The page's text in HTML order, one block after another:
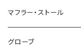
50/XL～
48/L
50/XL～
46/M
48/L
～44/S
46/M
マフラー・ストール
グローブ